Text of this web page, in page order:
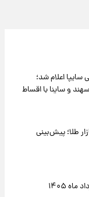
اعلام شد؛
و ساینا با اقساط
طلا؛ پیش‌بینی